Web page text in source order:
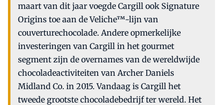
maart van dit jaar voegde Cargill ook Signature
Origins toe aan de Veliche™-lijn van
couverturechocolade. Andere opmerkelijke
investeringen van Cargill in het gourmet
segment zijn de overnames van de wereldwijde
chocoladeactiviteiten van Archer Daniels
Midland Co. in 2015. Vandaag is Cargill het
tweede grootste chocoladebedrijf ter wereld. Het